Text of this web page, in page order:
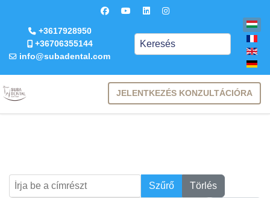
Keresés
+3617928950
+36706355144
info@subadental.com
JELENTKEZÉS KONZULTÁCIÓRA
Írja be a címrészt
Keresés Szűrő
Törlés